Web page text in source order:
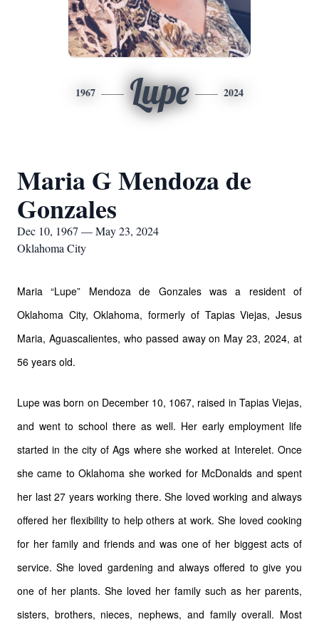
1967 Lupe 2024
Maria G Mendoza de
Gonzales
Dec 10, 1967 — May 23, 2024
Oklahoma City
Maria “Lupe” Mendoza de Gonzales was a resident of
Oklahoma City, Oklahoma, formerly of Tapias Viejas, Jesus
Maria, Aguascalientes, who passed away on May 23, 2024, at
56 years old.
Lupe was born on December 10, 1067, raised in Tapias Viejas,
and went to school there as well. Her early employment life
started in the city of Ags where she worked at Interelet. Once
she came to Oklahoma she worked for McDonalds and spent
her last 27 years working there. She loved working and always
offered her flexibility to help others at work. She loved cooking
for her family and friends and was one of her biggest acts of
service. She loved gardening and always offered to give you
one of her plants. She loved her family such as her parents,
sisters, brothers, nieces, nephews, and family overall. Most